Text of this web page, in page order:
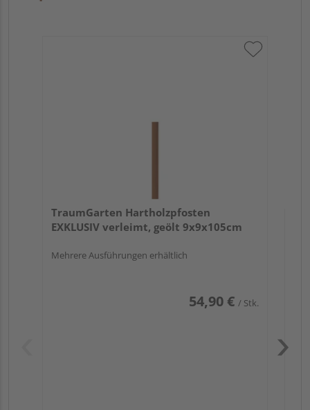
TraumGarten Hartholzpfosten
EXKLUSIV verleimt, geölt 9x9x105cm
Mehrere Ausführungen erhältlich
54,90 € / Stk.